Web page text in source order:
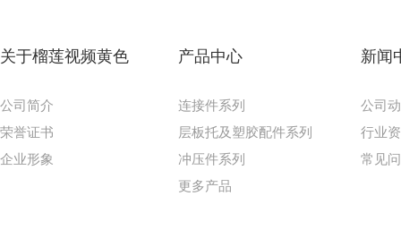
关于榴莲视频黄色
公司简介
荣誉证书
企业形象
产品中心
连接件系列
层板托及塑胶配件系列
冲压件系列
更多产品
新闻
公司
行业
常见